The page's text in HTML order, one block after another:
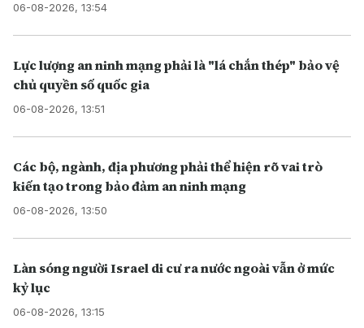
06-08-2026, 13:54
Lực lượng an ninh mạng phải là "lá chắn thép" bảo vệ
chủ quyền số quốc gia
06-08-2026, 13:51
Các bộ, ngành, địa phương phải thể hiện rõ vai trò
kiến tạo trong bảo đảm an ninh mạng
06-08-2026, 13:50
Làn sóng người Israel di cư ra nước ngoài vẫn ở mức
kỷ lục
06-08-2026, 13:15